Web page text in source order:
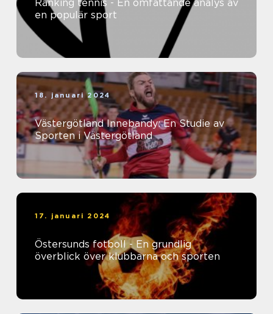
Ranking tennis - En omfattande analys av
en populär sport
18. januari 2024
Västergötland Innebandy: En Studie av
Sporten i Västergötland
17. januari 2024
Östersunds fotboll - En grundlig
överblick över klubbarna och sporten